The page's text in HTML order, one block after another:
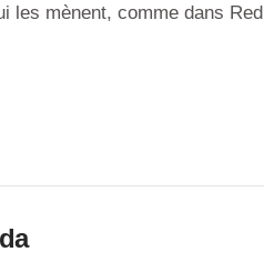
les mènent, comme dans Red